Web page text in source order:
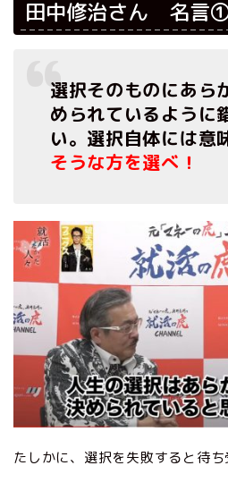
田中修治さん 名言
選択そのものにあら
められているように
い。 選択自体には意
そうな方を選べ！
たしかに、選択を失敗すると待ち